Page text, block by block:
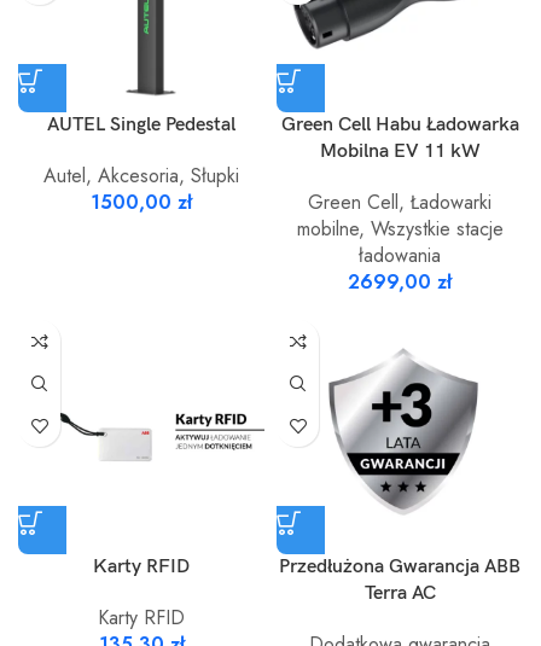
AUTEL Single Pedestal
Autel, Akcesoria, Słupki
1500,00 zł
Green Cell Habu Ładowarka
Mobilna EV 11 kW
Green Cell, Ładowarki
mobilne, Wszystkie stacje
ładowania
2699,00 zł
Karty RFID
Karty RFID
Przedłużona Gwarancja ABB
Terra AC